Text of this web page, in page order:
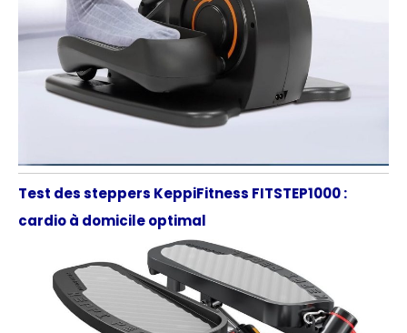
Test des steppers KeppiFitness FITSTEP1000 :
cardio à domicile optimal